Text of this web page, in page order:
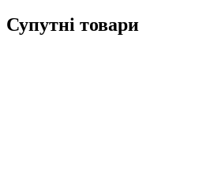
Супутні товари